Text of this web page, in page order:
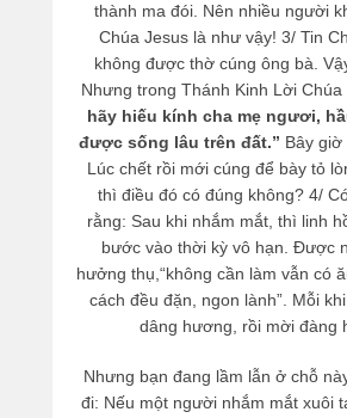
thành ma đói. Nên nhiều người
Chúa Jesus là như vậy! 3/ Tin
không được thờ cúng ông bà.
Nhưng trong Thánh Kinh Lời Chúa
hãy hiếu kính cha mẹ ngươi,
được sống lâu trên đất.” Bây giờ
Lúc chết rồi mới cúng để bày tỏ
thì điều đó có đúng không? 4/
rằng: Sau khi nhắm mắt, thì linh
bước vào thời kỳ vô hạn. Được
hưởng thụ,“không cần làm vẫn có
cách đều đặn, ngon lành”. Mỗi
dâng hương, rồi mời đàng
Nhưng bạn đang lầm lẫn ở chỗ
đi: Nếu một người nhắm mắt xuôi